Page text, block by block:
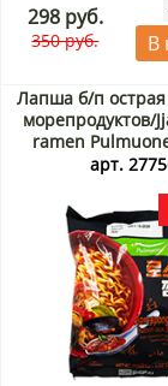
298 руб.
350 руб. В
Лапша б/п острая
морепродуктов/
ramen
100,7 г
арт.